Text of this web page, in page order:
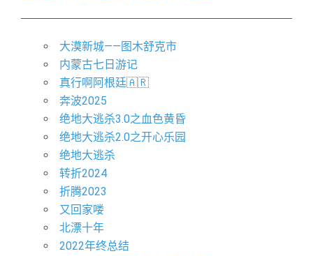
大漠新城——图木舒克市
内蒙古七日游记
真行啊阿根廷🇦🇷
奔波2025
绝地大逃杀3.0之血色黄昏
绝地大逃杀2.0之开心乐园
绝地大逃杀
转折2024
折腾2023
又回家喽
北漂十年
2022年终总结